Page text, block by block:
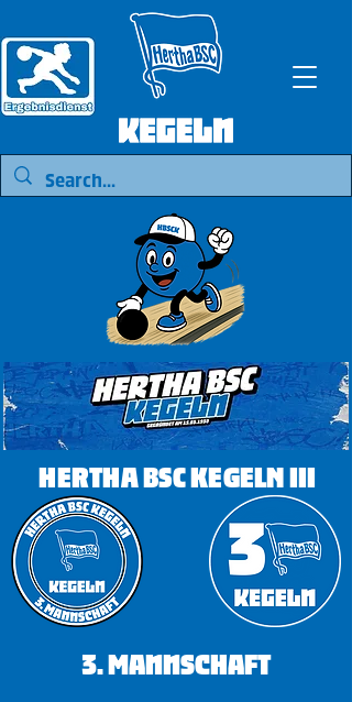
HERTHA BSC KEGELN III
​3. Mannschaft